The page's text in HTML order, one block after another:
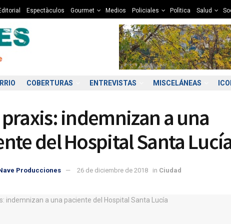
Espectàculos Gourmet Medios Policiales Polìtica Salud
COBERTURAS ENTREVISTAS MISCELÁNEAS
indemnizan a una
del Hospital Santa
Producciones 26 de diciembre de 2018 in Ciudad
13°C 12°C 12°C 10°C 10°C 9°C